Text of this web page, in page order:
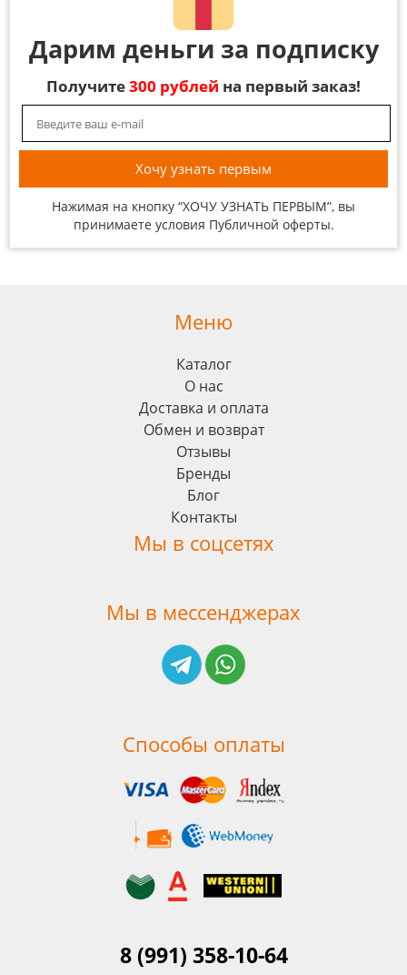
Дарим деньги за подписку
Получите300 рублей на первый заказ!
Нажимая на кнопку “ХОЧУ УЗНАТЬ ПЕРВЫМ”, вы
принимаете условия Публичной оферты.
Меню
Каталог
О нас
Доставка и оплата
Обмен и возврат
Отзывы
Бренды
Блог
Контакты
Мы в соцсетях
Мы в мессенджерах
Способы оплаты
8 (991) 358-10-64